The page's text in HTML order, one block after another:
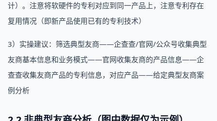
计）。注意将软硬件的专利对应到同一产品上，注意专利存在
复用情况（即新产品使用已有的专利技术）
3）实操建议：筛选典型友商——企查查/官网/公众号收集典型
友商基本信息和业务模式——官网收集友商的产品信息——企
查查收集友商产品的专利信息，对应产品——给定典型友商案
例分析